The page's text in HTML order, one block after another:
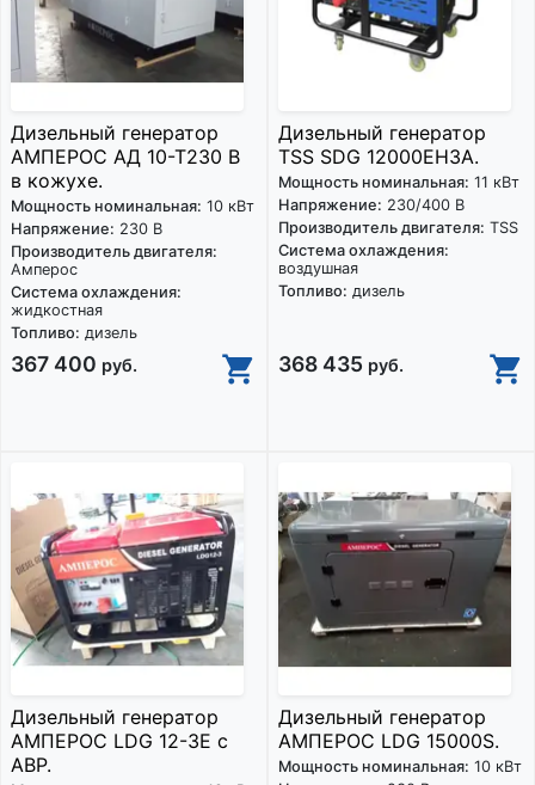
Дизельный генератор
АМПЕРОС АД 10-Т230 В
в кожухе.
Мощность номинальная: 10 кВт
Напряжение: 230 В
Производитель двигателя:
Амперос
Система охлаждения:
жидкостная
Топливо: дизель
367 400 руб.
Дизельный генератор
TSS SDG 12000EH3A.
Мощность номинальная: 11 кВт
Напряжение: 230/400 В
Производитель двигателя: TSS
Система охлаждения:
воздушная
Топливо: дизель
368 435 руб.
Дизельный генератор
АМПЕРОС LDG 12-3E с
АВР.
Дизельный генератор
АМПЕРОС LDG 15000S.
Мощность номинальная: 10 кВт